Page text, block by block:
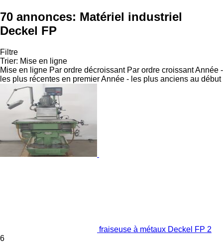
70 annonces: Matériel industriel
Deckel FP
Filtre
Trier: Mise en ligne
Mise en ligne Par ordre décroissant Par ordre croissantAnnée -
les plus récentes en premierAnnée - les plus anciens au début
fraiseuse à métaux Deckel FP 2
6